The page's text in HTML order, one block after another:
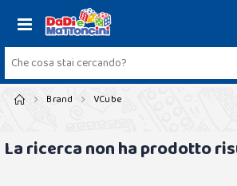
Brand VCube
La ricerca non ha prodotto